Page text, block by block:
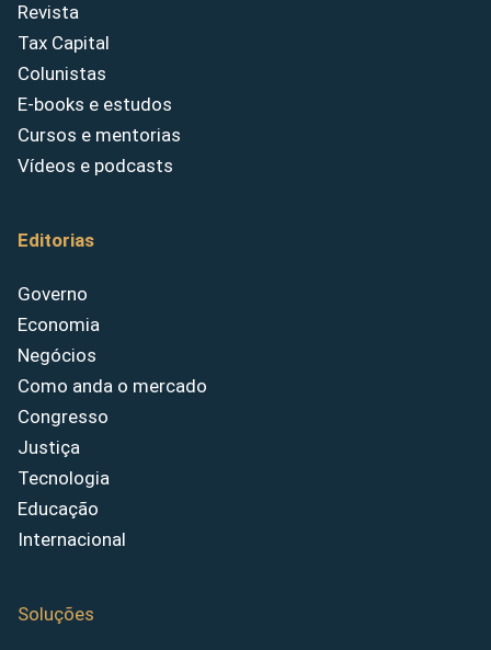
Revista
Tax Capital
Colunistas
E-books e estudos
Cursos e mentorias
Vídeos e podcasts
Editorias
Governo
Economia
Negócios
Como anda o mercado
Congresso
Justiça
Tecnologia
Educação
Internacional
Soluções